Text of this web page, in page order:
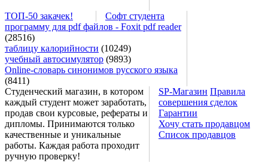
ТОП-50 закачек!
Софт студента
программу для pdf файлов - Foxit pdf reader
(28516)
таблицу калорийности (10249)
учебный автосимулятор (9893)
Online-словарь синонимов русского языка
(8411)
Студенческий магазин, в котором
каждый студент может заработать,
продав свои курсовые, рефераты и
дипломы. Принимаются только
качественные и уникальные
работы. Каждая работа проходит
ручную проверку!
SP-Магазин Правила
совершения сделок
Гарантии
Хочу стать продавцом
Список продавцов